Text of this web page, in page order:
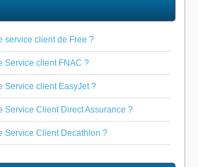
service client de Free ?
Service client FNAC ?
Service client EasyJet ?
Service Client Direct Assurance ?
Service Client Decathlon ?